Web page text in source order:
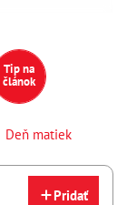
Tip na
článok
Deň matiek
Pridať